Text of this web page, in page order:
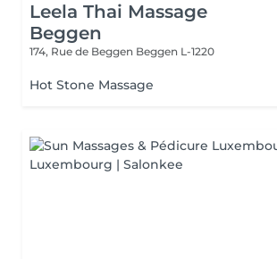
Leela Thai Massage
Beggen
174, Rue de Beggen Beggen L-1220
Hot Stone Massage